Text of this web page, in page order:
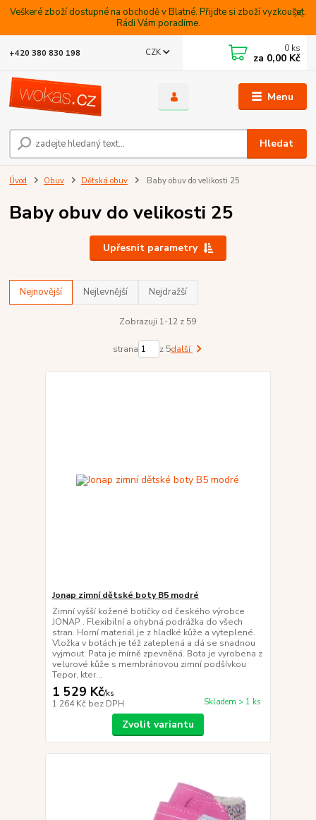
Veškeré zboží dostupné na obchodě v Blatné. Přijdte si zboží vyzkoušet.
Rádi Vám poradíme.
Menu
CZK
Hledat
+420 380 830 198 0 ks
za 0,00 Kč
Úvod Obuv Dětská obuv Baby obuv do velikosti 25
Baby obuv do velikosti 25
Upřesnit parametry
Nejnovější Nejlevnější Nejdražší
Zobrazuji 1-12 z 59
strana z 5další
Jonap zimní dětské boty B5 modré
Zimní vyšší kožené botičky od českého výrobce
JONAP . Flexibilní a ohybná podrážka do všech
stran. Horní materiál je z hladké kůže a vyteplené.
Vložka v botách je též zateplená a dá se snadnou
vyjmout. Pata je mírně zpevněná. Bota je vyrobena z
velurové kůže s membránovou zimní podšívkou
Tepor, kter...
1 529 Kč/ks
1 264 Kč bez DPH Skladem > 1 ks
Zvolit variantu